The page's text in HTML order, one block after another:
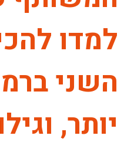
למדו
השני
יותר,